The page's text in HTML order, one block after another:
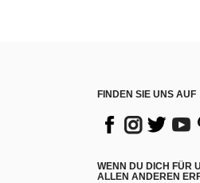
FINDEN SIE UNS AUF
WENN DU DICH FÜR
ALLEN ANDEREN